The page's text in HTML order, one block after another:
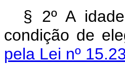
§ 2º A
condição de
pela Lei nº